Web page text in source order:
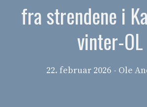
fra strendene i
vinter-OL
22. februar 2026 - Ole